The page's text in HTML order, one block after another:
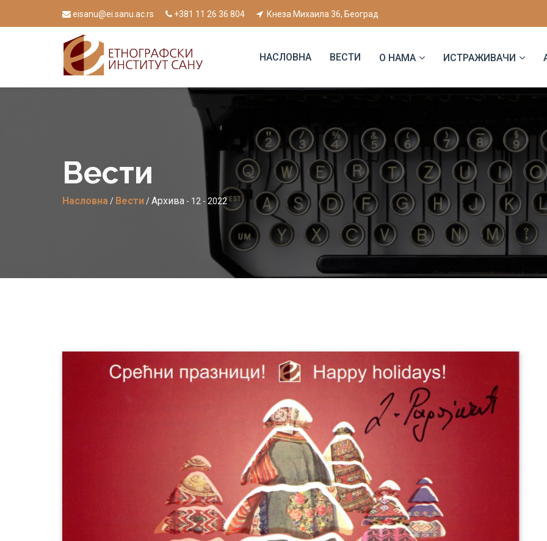
eisanu@ei.sanu.ac.rs +381 11 26 36 804 Кнеза Михаила 36, Београд
НАСЛОВНА ВЕСТИ О НАМА ИСТРАЖИВАЧИ
Вести
Насловна / Вести/Архива - 12 - 2022